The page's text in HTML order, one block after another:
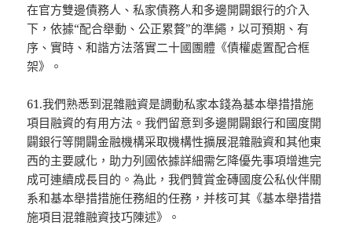
在官方雙邊債務人、私家債務人和多邊開闢銀行的介入
下，依據“配合舉動、公正累贅”的準繩，以可預期、有
序、實時、和諧方法落實二十國團體《債權處置配合框
架》。
61.我們熟悉到混雜融資是調動私家本錢為基本舉措措施
項目融資的有用方法。我們留意到多邊開闢銀行和國度開
闢銀行等開闢金融機構采取機構性擴展混雜融資和其他東
西的主要感化，助力列國依據詳細需乞降優先事項增進完
成可連續成長目的。為此，我們贊賞金磚國度公私伙伴關
系和基本舉措措施任務組的任務，并核可其《基本舉措措
施項目混雜融資技巧陳述》。